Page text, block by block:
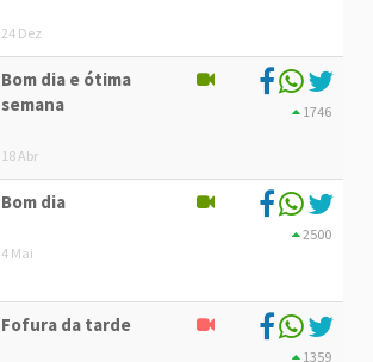
24 Dez
Bom dia e ótima
semana
18 Abr
1746
Bom dia
4 Mai
2500
Fofura da tarde
1359